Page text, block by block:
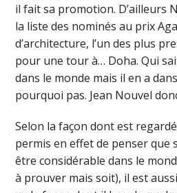
il fait sa promotion. D’ailleurs
la liste des nominés au prix
d’architecture, l’un des plus
pour une tour à… Doha. Qui
dans le monde mais il en a
pourquoi pas. Jean Nouvel
Selon la façon dont est
permis en effet de penser que
être considérable dans le
à prouver mais soit), il est